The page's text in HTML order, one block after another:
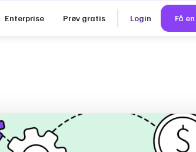
Enterprise Prøv gratis Login Få